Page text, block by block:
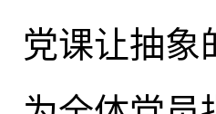
党课让抽象